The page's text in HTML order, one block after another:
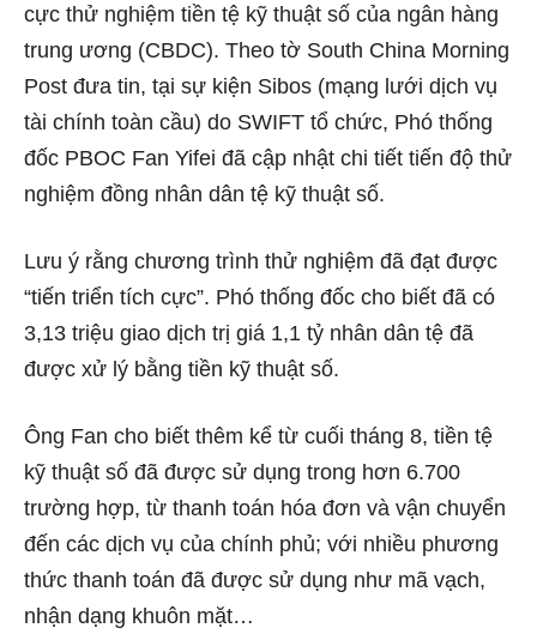
cực thử nghiệm tiền tệ kỹ thuật số của ngân hàng
trung ương (CBDC). Theo tờ South China Morning
Post đưa tin, tại sự kiện Sibos (mạng lưới dịch vụ
tài chính toàn cầu) do SWIFT tổ chức, Phó thống
đốc PBOC Fan Yifei đã cập nhật chi tiết tiến độ thử
nghiệm đồng nhân dân tệ kỹ thuật số.
Lưu ý rằng chương trình thử nghiệm đã đạt được
“tiến triển tích cực”. Phó thống đốc cho biết đã có
3,13 triệu giao dịch trị giá 1,1 tỷ nhân dân tệ đã
được xử lý bằng tiền kỹ thuật số.
Ông Fan cho biết thêm kể từ cuối tháng 8, tiền tệ
kỹ thuật số đã được sử dụng trong hơn 6.700
trường hợp, từ thanh toán hóa đơn và vận chuyển
đến các dịch vụ của chính phủ; với nhiều phương
thức thanh toán đã được sử dụng như mã vạch,
nhận dạng khuôn mặt…